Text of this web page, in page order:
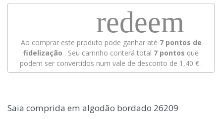
redeem
Ao comprar este produto pode ganhar até 7pontos de
fidelização . Seu carrinho conterá total 7 pontos que
podem ser convertidos num vale de desconto de 1,40 €.
Saia comprida em algodão bordado 26209